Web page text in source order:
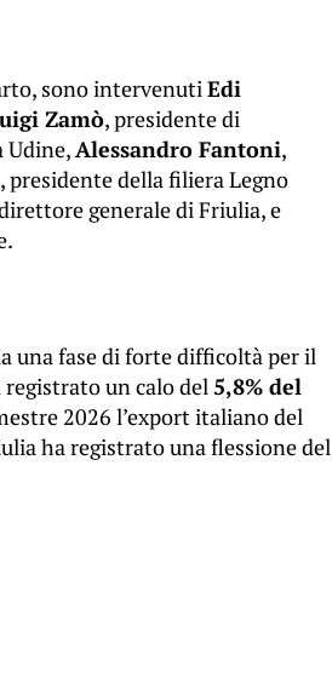
sono intervenutiEdi
Zamò, presidente di
Udine,Alessandro Fantoni,
, presidente della filiera Legno
generale di Friulia, e
una fase di forte difficoltà per il
un calo del 5,8% del
2026 l’export italiano del
ha registrato una flessione del